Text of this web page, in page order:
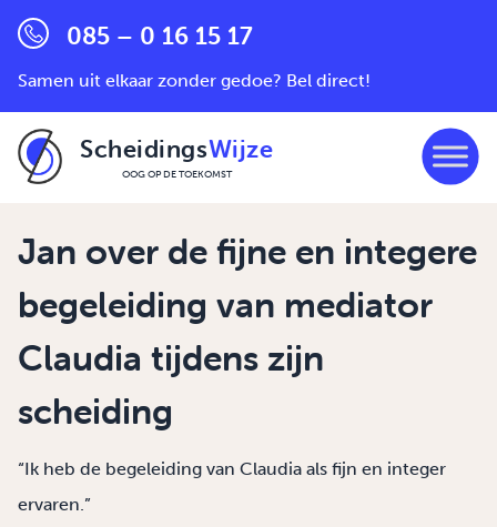
085 – 0 16 15 17
Samen uit elkaar zonder gedoe? Bel direct!
ScheidingsWijze
OOG OP DE TOEKOMST
Jan over de fijne en integere
begeleiding van mediator
Claudia tijdens zijn
scheiding
“Ik heb de begeleiding van Claudia als fijn en integer
ervaren.”